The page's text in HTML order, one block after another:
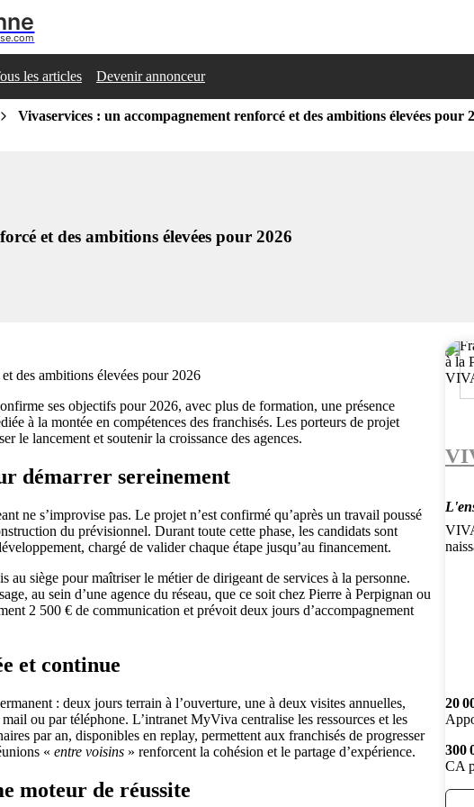
les articles Devenir annonceur
Vivaservices : un accompagnement renforcé et des ambitions élevées pour
et des ambitions élevées pour 2026
ses objectifs pour 2026, avec plus de formation, une présence
à la montée en compétences des franchisés. Les porteurs de projet
le lancement et soutenir la croissance des agences.
démarrer sereinement
ne s’improvise pas. Le projet n’est confirmé qu’après un travail poussé
du prévisionnel. Durant toute cette phase, les candidats sont
chargé de valider chaque étape jusqu’au financement.
siège pour maîtriser le métier de dirigeant de services à la personne.
au sein d’une agence du réseau, que ce soit chez Pierre à Perpignan ou
2 500 € de communication et prévoit deux jours d’accompagnement
et continue
: deux jours terrain à l’ouverture, une à deux visites annuelles,
ou par téléphone. L’intranet MyViva centralise les ressources et les
par an, disponibles en replay, permettent aux franchisés de progresser
« entre voisins » renforcent la cohésion et le partage d’expérience.
moteur de réussite
20
300
CA